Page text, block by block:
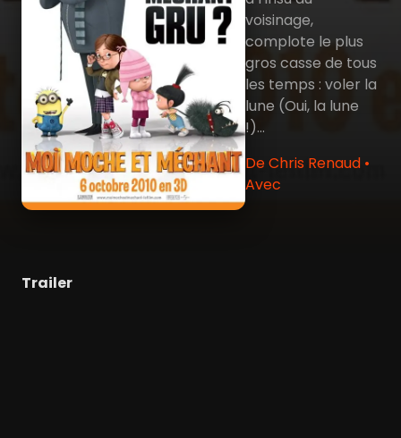
voisinage,
complote le plus
gros casse de tous
les temps : voler la
lune (Oui, la lune
!)...
De Chris Renaud •
Avec
Trailer